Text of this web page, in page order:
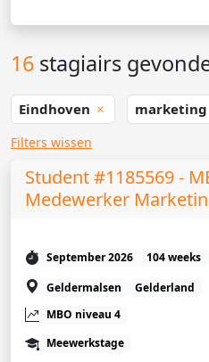
16 stagiairs
Eindhoven marketing
Filters wissen
Student #1185569 -
Medewerker
September 2026 104 weeks
Geldermalsen
Gelderland
MBO niveau 4
Meewerkstage